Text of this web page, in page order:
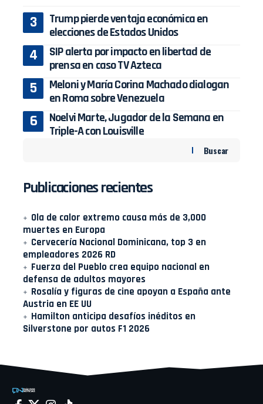
Trump pierde ventaja económica en
elecciones de Estados Unidos
SIP alerta por impacto en libertad de
prensa en caso TV Azteca
Meloni y María Corina Machado dialogan
en Roma sobre Venezuela
Noelvi Marte, Jugador de la Semana en
Triple-A con Louisville
Buscar
Publicaciones recientes
Ola de calor extremo causa más de 3,000
muertes en Europa
Cervecería Nacional Dominicana, top 3 en
empleadores 2026 RD
Fuerza del Pueblo crea equipo nacional en
defensa de adultos mayores
Rosalía y figuras de cine apoyan a España ante
Austria en EE UU
Hamilton anticipa desafíos inéditos en
Silverstone por autos F1 2026